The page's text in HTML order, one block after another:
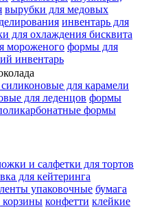
вырубки для медовых
инвентарь для
для охлаждения бисквита
мороженого формы для
инвентарь
для карамели
для леденцов формы
формы
и салфетки для тортов
для кейтеринга
ленты упаковочные бумага
конфетти клейкие